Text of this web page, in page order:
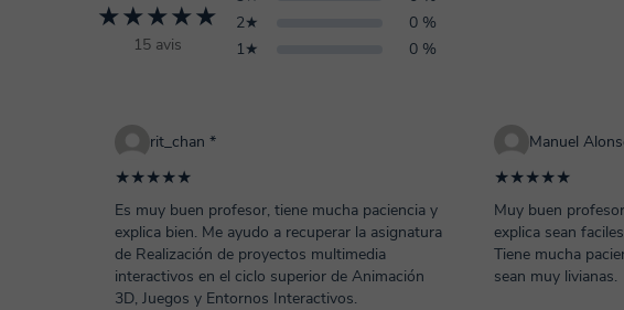
★★★★★
15 avis
2★
0 %
1★
0 %
rit_chan *
★★★★★
Es muy buen profesor, tiene mucha paciencia y
explica bien. Me ayudo a recuperar la asignatura
de Realización de proyectos multimedia
interactivos en el ciclo superior de Animación
3D, Juegos y Entornos Interactivos.
Manuel
★★★★★
Muy buen
explica sean
Tiene mucha
sean muy livianas.